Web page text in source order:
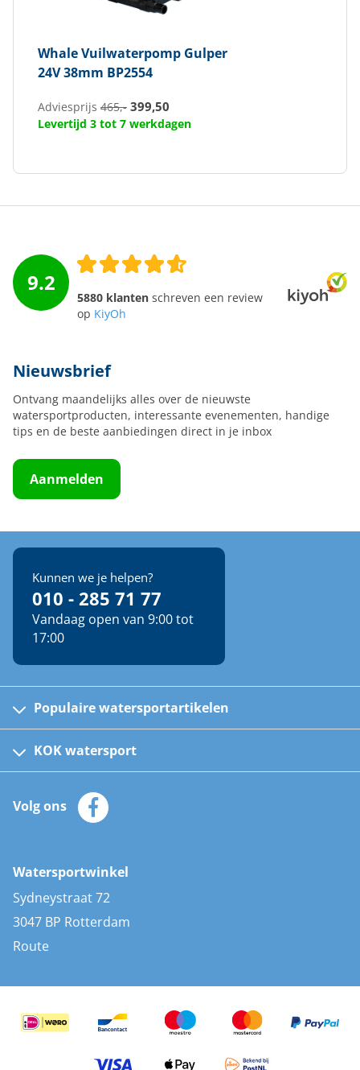
WhaleVuilwaterpomp Gulper
24V 38mm BP2554
Adviesprijs 465,- 399,50
Levertijd 3 tot 7 werkdagen
9.2
5880 klanten schreven een review
op KiyOh
Nieuwsbrief
Ontvang maandelijks alles over de nieuwste
watersportproducten, interessante evenementen, handige
tips en de beste aanbiedingen direct in je inbox
Aanmelden
Kunnen we je helpen?
010 - 285 71 77
Vandaag open van 9:00 tot
17:00
Populaire watersportartikelen
Kinder reddingsvesten
Automatische reddingsvesten
Zeilkleding
Zonnepanelen
AIS transponders
Stootwillen en fenders
Bootkussens
Zwemtrappen
KOK watersport
Klantenservice
Merken
Volg ons
Watersportwinkel
Sydneystraat 72
3047 BP Rotterdam
Route